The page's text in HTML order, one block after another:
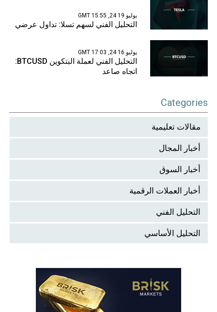
يوليو 19 24, 15:55 GMT
التحليل الفني لسهم تسلا: تداول عرضي
يوليو 16 24, 17:03 GMT
التحليل الفني لعملة البتكوين BTCUSD:
اتجاه صاعد
Categories
مقالات تعليمية
أخبار المجال
أخبار السوق
أخبار العملات الرقمية
التحليل الفني
التحليل الأساسي